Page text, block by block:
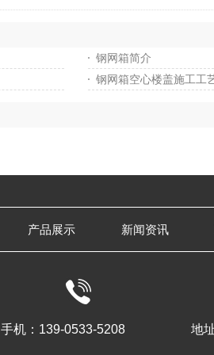
钢网箱简介
钢网箱空心楼盖施工工
产品展示 新闻资讯
手机：139-0533-5208 地